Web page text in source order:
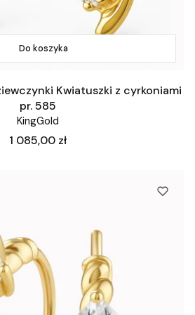
Do koszyka
Kwiatuszki z cyrkoniami
pr. 585
KingGold
Cena
1 085,00 zł